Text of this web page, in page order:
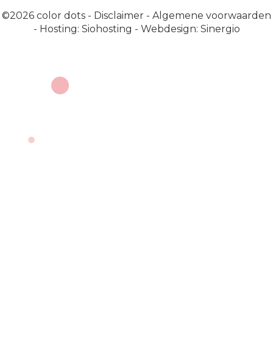
©2026 color dots - Disclaimer - Algemene voorwaarden
- Hosting: Siohosting - Webdesign: Sinergio